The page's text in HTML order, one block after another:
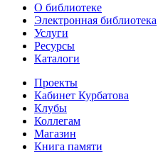
О библиотеке
Электронная библиотека
Услуги
Ресурсы
Каталоги
Проекты
Кабинет Курбатова
Клубы
Коллегам
Магазин
Книга памяти